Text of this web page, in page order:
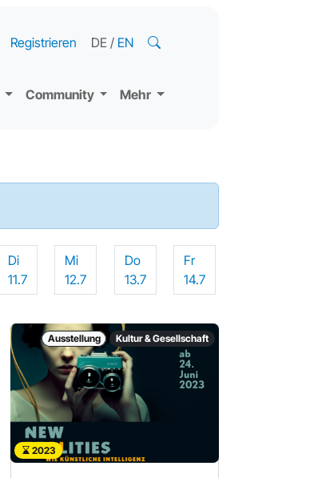
Community Mehr
Registrieren DE / EN
Di
11.7
Mi
12.7
Do
13.7
Fr
14.7
Ausstellung Kultur & Gesellschaft
2023